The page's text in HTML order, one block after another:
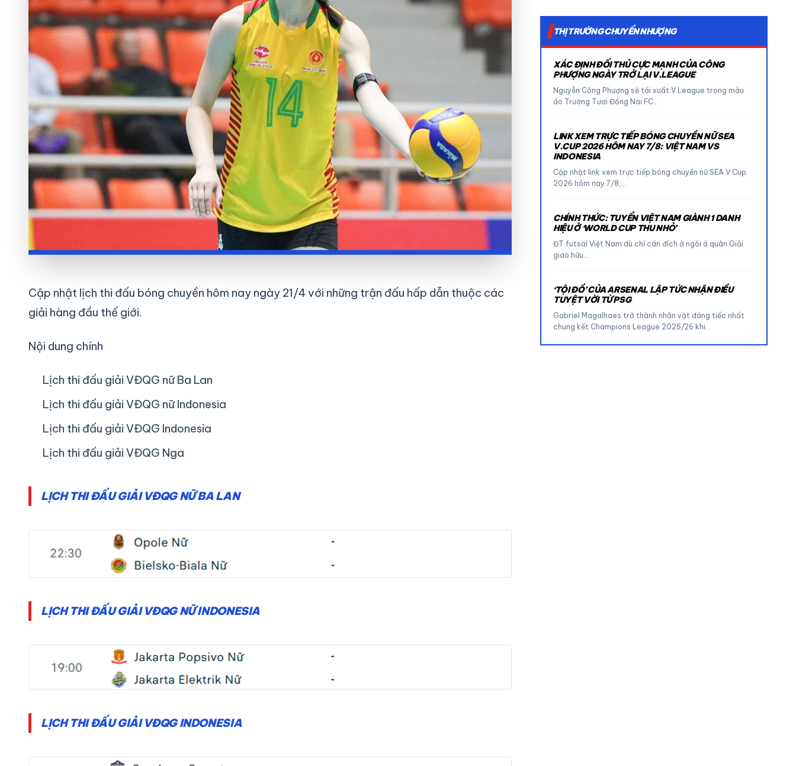
Cập nhật lịch thi đấu bóng chuyền hôm nay ngày 21/4 với những trận đấu hấp dẫn thuộc các
giải hàng đầu thế giới.
Nội dung chính
Lịch thi đấu giải VĐQG nữ Ba Lan
Lịch thi đấu giải VĐQG nữ Indonesia
Lịch thi đấu giải VĐQG Indonesia
Lịch thi đấu giải VĐQG Nga
LỊCH THI ĐẤU GIẢI VĐQG NỮ BA LAN
LỊCH THI ĐẤU GIẢI VĐQG NỮ INDONESIA
LỊCH THI ĐẤU GIẢI VĐQG INDONESIA
THỊ TRƯỜNG CHUYỂN NHƯỢNG
XÁC ĐỊNH ĐỐI THỦ CỰC MẠNH CỦA CÔNG
PHƯỢNG NGÀY TRỞ LẠI V.LEAGUE
Nguyễn Công Phượng sẽ tái xuất V.League trong màu
áo Trường Tươi Đồng Nai FC…
LINK XEM TRỰC TIẾP BÓNG CHUYỀN NỮ SEA
V.CUP 2026 HÔM NAY 7/8: VIỆT NAM VS
INDONESIA
Cập nhật link xem trực tiếp bóng chuyền nữ SEA V.Cup
2026 hôm nay 7/8,…
CHÍNH THỨC: TUYỂN VIỆT NAM GIÀNH 1 DANH
HIỆU Ở ‘WORLD CUP THU NHỎ’
ĐT futsal Việt Nam dù chỉ cán đích ở ngôi á quân Giải
giao hữu…
‘TỘI ĐỒ’ CỦA ARSENAL LẬP TỨC NHẬN ĐIỀU
TUYỆT VỜI TỪ PSG
Gabriel Magalhaes trở thành nhân vật đáng tiếc nhất
chung kết Champions League 2025/26 khi…